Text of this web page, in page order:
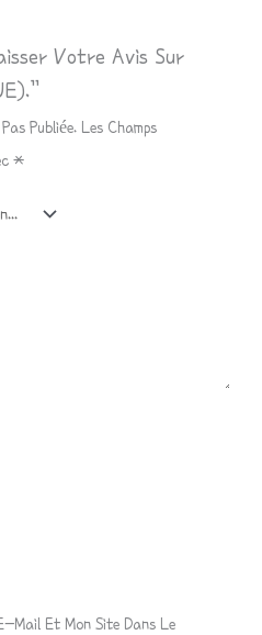
Votre Avis Sur
Publiée. Les Champs
*
Mail Et Mon Site Dans Le